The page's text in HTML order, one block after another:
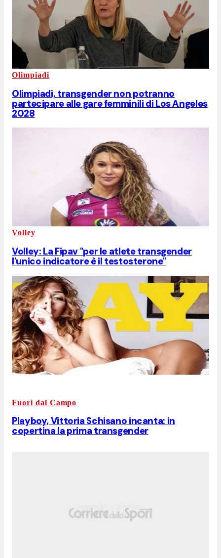
Olimpiadi
Olimpiadi, transgender non potranno
partecipare alle gare femminili di Los Angeles
2028
Volley
Volley: La Fipav "per le atlete transgender
l'unico indicatore è il testosterone"
Fuori dal Campo
Playboy, Vittoria Schisano incanta: in
copertina la prima transgender